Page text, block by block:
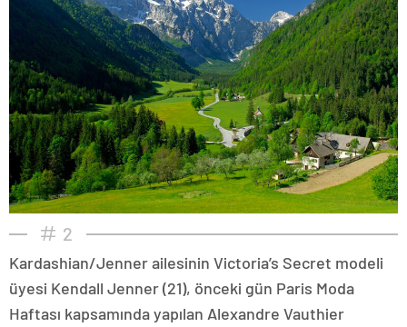
2
Kardashian/Jenner ailesinin Victoria’s Secret modeli
üyesi Kendall Jenner (21), önceki gün Paris Moda
Haftası kapsamında yapılan Alexandre Vauthier